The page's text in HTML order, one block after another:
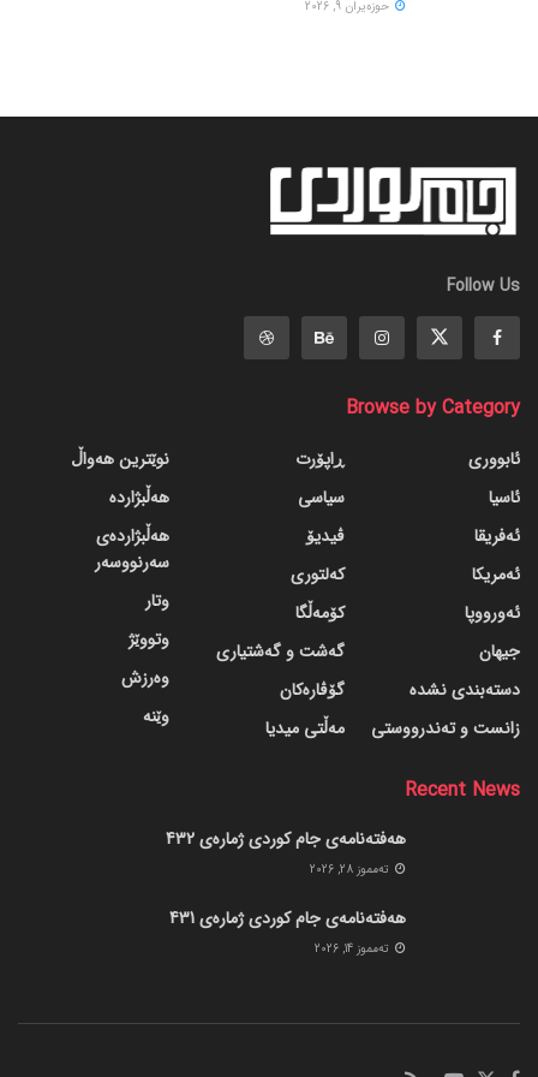
حوزه‌یران 9, 2026
Follow Us
Browse by Category
ئابووری
ئاسیا
ئەفریقا
ئەمریکا
ئەورووپا
جیهان
دسته‌بندی نشده
زانست و تەندرووستی
ڕاپۆرت
سیاسی
ڤیدیۆ
کەلتوری
کۆمەڵگا
گه‌شت و گه‌شتیاری
گۆڤاره‌کان
مەڵتی میدیا
نوێترین هەواڵ
هەڵبژاردە
هەڵبژاردەی
سەرنووسەر
وتار
وتووێژ
وەرزش
وێنە
Recent News
هەفتەنامەی جام کوردی ژمارەی 432
ته‌مموز 28, 2026
هەفتەنامەی جام کوردی ژمارەی 431
ته‌مموز 14, 2026